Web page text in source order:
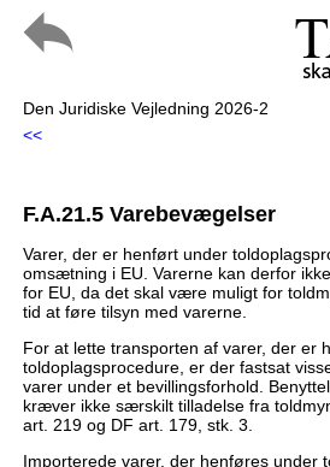
Den Juridiske Vejledning 2026-2
<<
F.A.21.5 Varebevægelser
Varer, der er henført under
omsætning i EU. Varerne kan derfor
for EU, da det skal være muligt for
tid at føre tilsyn med varerne.
For at lette transporten af varer, der er
toldoplagsprocedure, er der fastsat
varer under et bevillingsforhold.
kræver ikke særskilt tilladelse fra
art. 219 og DF art. 179, stk. 3.
Importerede varer, der henføres under